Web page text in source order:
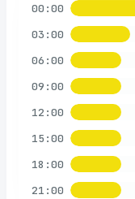
00:00
03:00
06:00
09:00
12:00
15:00
18:00
21:00